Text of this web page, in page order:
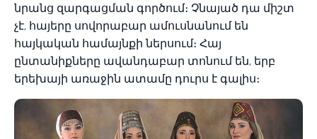
նրանց զարգացման գործում։ Չնայած դա միշտ
չէ, հայերը սովորաբար ամուսնանում են
հայկական համայնքի ներսում։ Հայ
ընտանիքները ավանդաբար տոնում են, երբ
երեխայի առաջին ատամը դուրս է գալիս։